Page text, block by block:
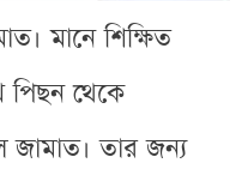
মানে শিক্ষিত
পিছন থেকে
জামাত। তার জন্য